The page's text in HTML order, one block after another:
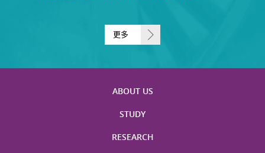
更多
ABOUT US
STUDY
RESEARCH